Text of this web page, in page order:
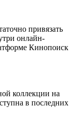
привязать
онлайн-
Кинопоиск
коллекции на
в последних